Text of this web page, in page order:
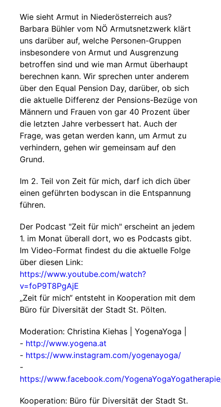
Wie sieht Armut in Niederösterreich aus?
Barbara Bühler vom NÖ Armutsnetzwerk klärt
uns darüber auf, welche Personen-Gruppen
insbesondere von Armut und Ausgrenzung
betroffen sind und wie man Armut überhaupt
berechnen kann. Wir sprechen unter anderem
über den Equal Pension Day, darüber, ob sich
die aktuelle Differenz der Pensions-Bezüge von
Männern und Frauen von gar 40 Prozent über
die letzten Jahre verbessert hat. Auch der
Frage, was getan werden kann, um Armut zu
verhindern, gehen wir gemeinsam auf den
Grund.
Im 2. Teil von Zeit für mich, darf ich dich über
einen geführten bodyscan in die Entspannung
führen.
Der Podcast "Zeit für mich" erscheint an jedem
1. im Monat überall dort, wo es Podcasts gibt.
Im Video-Format findest du die aktuelle Folge
über diesen Link:
https://www.youtube.com/watch?
v=foP9T8PgAjE
„Zeit für mich“ entsteht in Kooperation mit dem
Büro für Diversität der Stadt St. Pölten.
Moderation: Christina Kiehas | YogenaYoga |
- http://www.yogena.at
- https://www.instagram.com/yogenayoga/
-
https://www.facebook.com/
Kooperation: Büro für Diversität der Stadt St.